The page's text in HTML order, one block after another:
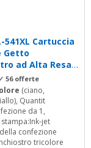
541XL Cartuccia
Getto
ad Alta Resa,
56 offerte
(ciano,
Quantit
da 1,
jet
confezione
tricolore